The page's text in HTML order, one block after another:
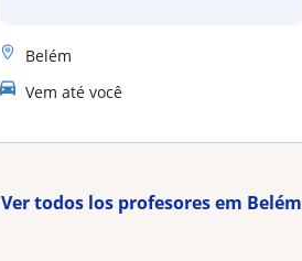
Belém
Vem até você
Ver todos los profesores em Belém